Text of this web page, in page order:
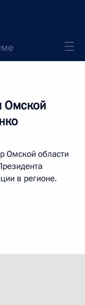
Омской
Омской области
в регионе.